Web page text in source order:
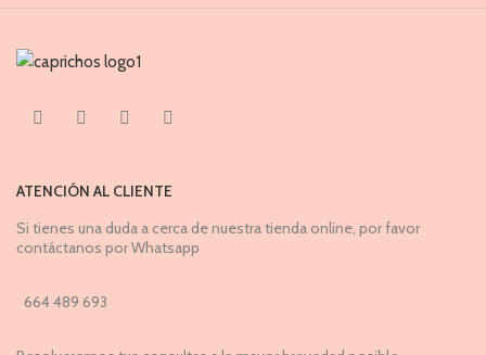
ATENCIÓN AL CLIENTE
Si tienes una duda a cerca de nuestra tienda online, por favor
contáctanos por Whatsapp
664 489 693